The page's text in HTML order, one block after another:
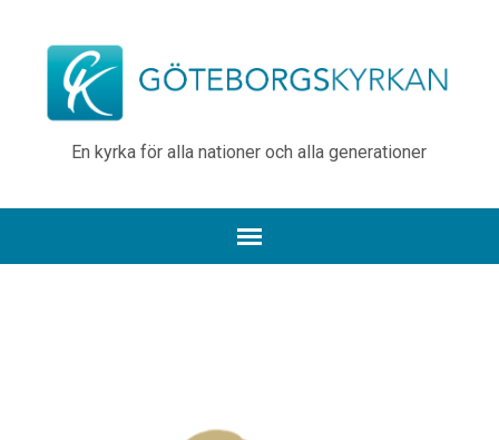
En kyrka för alla nationer och alla generationer